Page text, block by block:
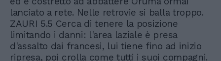
lanciato a rete. Nelle retrovie si balla troppo.
ZAURI 5.5 Cerca di tenere la posizione
limitando i danni: l'area laziale è presa
d'assalto dai francesi, lui tiene fino ad inizio
ripresa, poi crolla come tutti i suoi compagni.